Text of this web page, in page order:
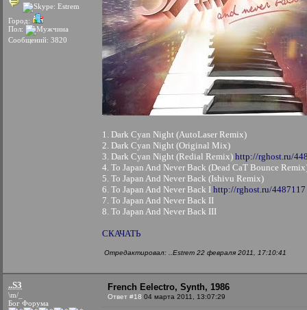
Город:
Пол:
Сообщений: 3820
1. Dark Cyan Night (AutoLaser Remix)
2. Dark Cyan Night (Original Mix)
3. Dark Cyan Night (Redial Remix) http://rghost.ru/
4. To Japan And Never Back (Dead CaT Bounce
5. To Japan And Never Back (Ishivu Remix)
6. To Japan And Never Back I http://rghost.ru/4487117
7. To Japan And Never Back II
8. To Japan And Never Back III
СКАЧАТЬ
Отредактировал: ..Estrem 22 февраля 2011, 17:10:41
..S3
\m/_
Бог Форума
French Eelectro, Synth, 1986
Ответ #18 04 марта 2011, 13:07:29